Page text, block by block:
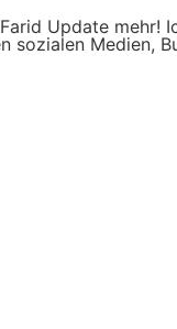
Update mehr!
sozialen Medien,